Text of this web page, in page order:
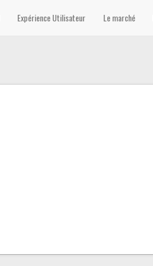
Expérience Utilisateur Le marché